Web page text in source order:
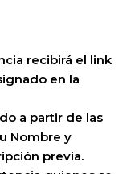
recibirá el link
en la
a partir de las
Nombre y
previa.